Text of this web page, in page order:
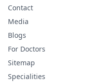
Contact
Media
Blogs
For Doctors
Sitemap
Specialities